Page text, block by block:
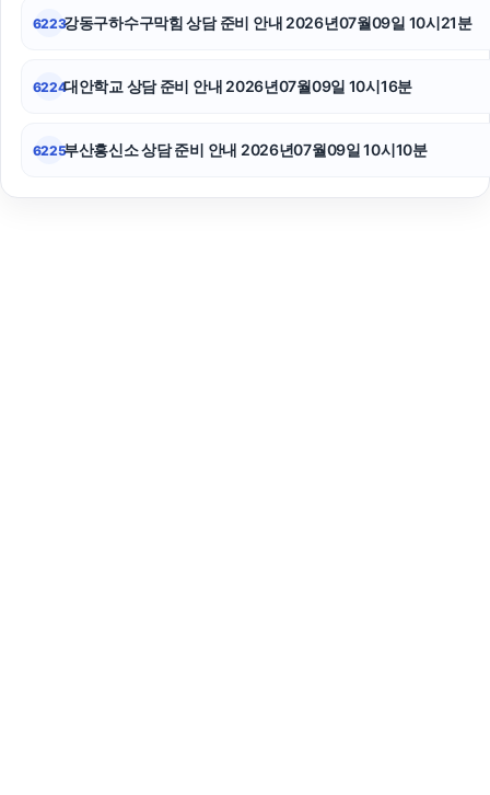
6223강동구하수구막힘 상담 준비 안내 2026년07월09일 10시21분
6224대안학교 상담 준비 안내 2026년07월09일 10시16분
6225부산흥신소 상담 준비 안내 2026년07월09일 10시10분